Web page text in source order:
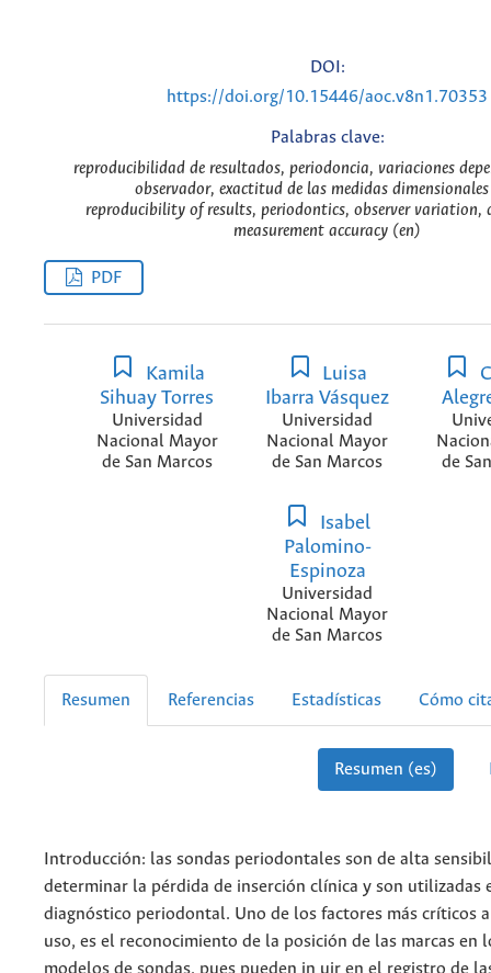
DOI:
https://doi.org/10.15446/aoc.v8n1.70353
Palabras clave:
reproducibilidad de resultados, periodoncia, variaciones
observador, exactitud de las medidas
reproducibility of results, periodontics, observer variation,
measurement accuracy (en)
PDF
Kamila
Sihuay Torres
Universidad
Nacional Mayor
de San Marcos
Luisa
Ibarra Vásquez
Universidad
Nacional Mayor
de San Marcos
de
Isabel
Palomino-
Espinoza
Universidad
Nacional Mayor
de San Marcos
Resumen Referencias Estadísticas Cómo
Resumen (es)
Introducción: las sondas periodontales son de alta
determinar la pérdida de inserción clínica y son utilizadas
diagnóstico periodontal. Uno de los factores más críticos
uso, es el reconocimiento de la posición de las marcas en
modelos de sondas, pues pueden in uir en el registro de